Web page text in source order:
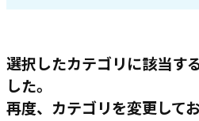
選択したカテゴリに該当す
した。
再度、カテゴリを変更して